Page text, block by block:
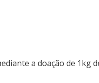
a doação de 1kg